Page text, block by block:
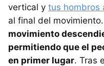
vertical y tus hombros
al final del
movimiento
permitiendo que el
en primer lugar. Tras